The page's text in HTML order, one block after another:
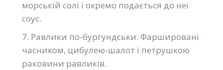
морській солі і окремо подається до неї
соус.
7. Равлики по-бургундськи. Фаршировані
часником, цибулею-шалот і петрушкою
раковини равликів.